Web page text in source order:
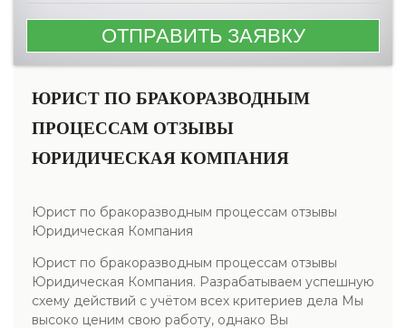
ЮРИСТ ПО БРАКОРАЗВОДНЫМ
ПРОЦЕССАМ ОТЗЫВЫ
ЮРИДИЧЕСКАЯ КОМПАНИЯ
Юрист по бракоразводным процессам отзывы
Юридическая Компания
Юрист по бракоразводным процессам отзывы
Юридическая Компания. Разрабатываем успешную
схему действий с учётом всех критериев дела Мы
высоко ценим свою работу, однако Вы